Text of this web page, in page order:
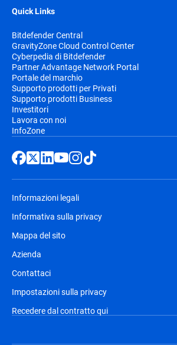
Quick Links
Bitdefender Central
GravityZone Cloud Control Center
Cyberpedia di Bitdefender
Partner Advantage Network Portal
Portale del marchio
Supporto prodotti per Privati
Supporto prodotti Business
Investitori
Lavora con noi
InfoZone
Informazioni legali
Informativa sulla privacy
Mappa del sito
Azienda
Contattaci
Impostazioni sulla privacy
Recedere dal contratto qui